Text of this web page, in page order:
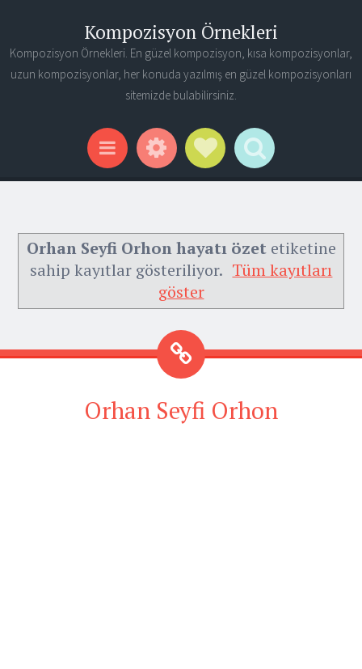
Kompozisyon Örnekleri
Kompozisyon Örnekleri. En güzel kompozisyon, kısa kompozisyonlar,
uzun kompozisyonlar, her konuda yazılmış en güzel kompozisyonları
sitemizde bulabilirsiniz.
Menu WidgetsSocial Links
Search
Orhan Seyfi Orhon hayatı özetetiketine
sahip kayıtlar gösteriliyor. Tüm kayıtları
göster
Orhan Seyfi Orhon